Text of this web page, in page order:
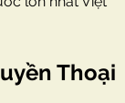
Thoại